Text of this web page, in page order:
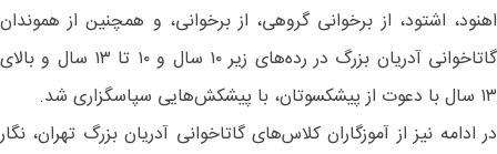
اهنود، اشتود، از برخوانی گروهی، از برخوانی، و همچنین از هموندان
گاتاخوانی آدریان بزرگ در رده‌های زیر ۱۰ سال و ۱۰ تا ۱۳ سال و بالای
۱۳ سال با دعوت از پیشکسوتان، با پیشکش‌هایی سپاسگزاری شد.
در ادامه نیز از آموزگاران کلاس‌های گاتاخوانی آدریان بزرگ تهران، نگار